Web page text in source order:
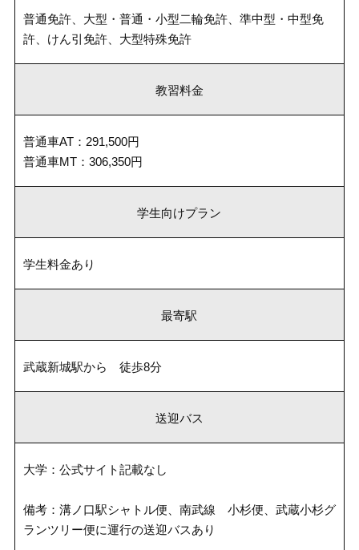
普通免許、大型・普通・小型二輪免許、準中型・中型免
許、けん引免許、大型特殊免許
教習料金
普通車AT：291,500円
普通車MT：306,350円
学生向けプラン
学生料金あり
最寄駅
武蔵新城駅から 徒歩8分
送迎バス
大学：公式サイト記載なし
備考：溝ノ口駅シャトル便、南武線 小杉便、武蔵小杉グ
ランツリー便に運行の送迎バスあり